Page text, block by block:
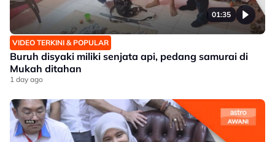
01:35
VIDEO TERKINI & POPULAR
Buruh disyaki miliki senjata api, pedang samurai di
Mukah ditahan
1 day ago